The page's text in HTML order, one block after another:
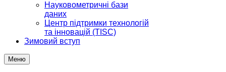
Науковометричні бази
даних
Центр підтримки технологій
та інновацій (TISC)
Зимовий вступ
Меню